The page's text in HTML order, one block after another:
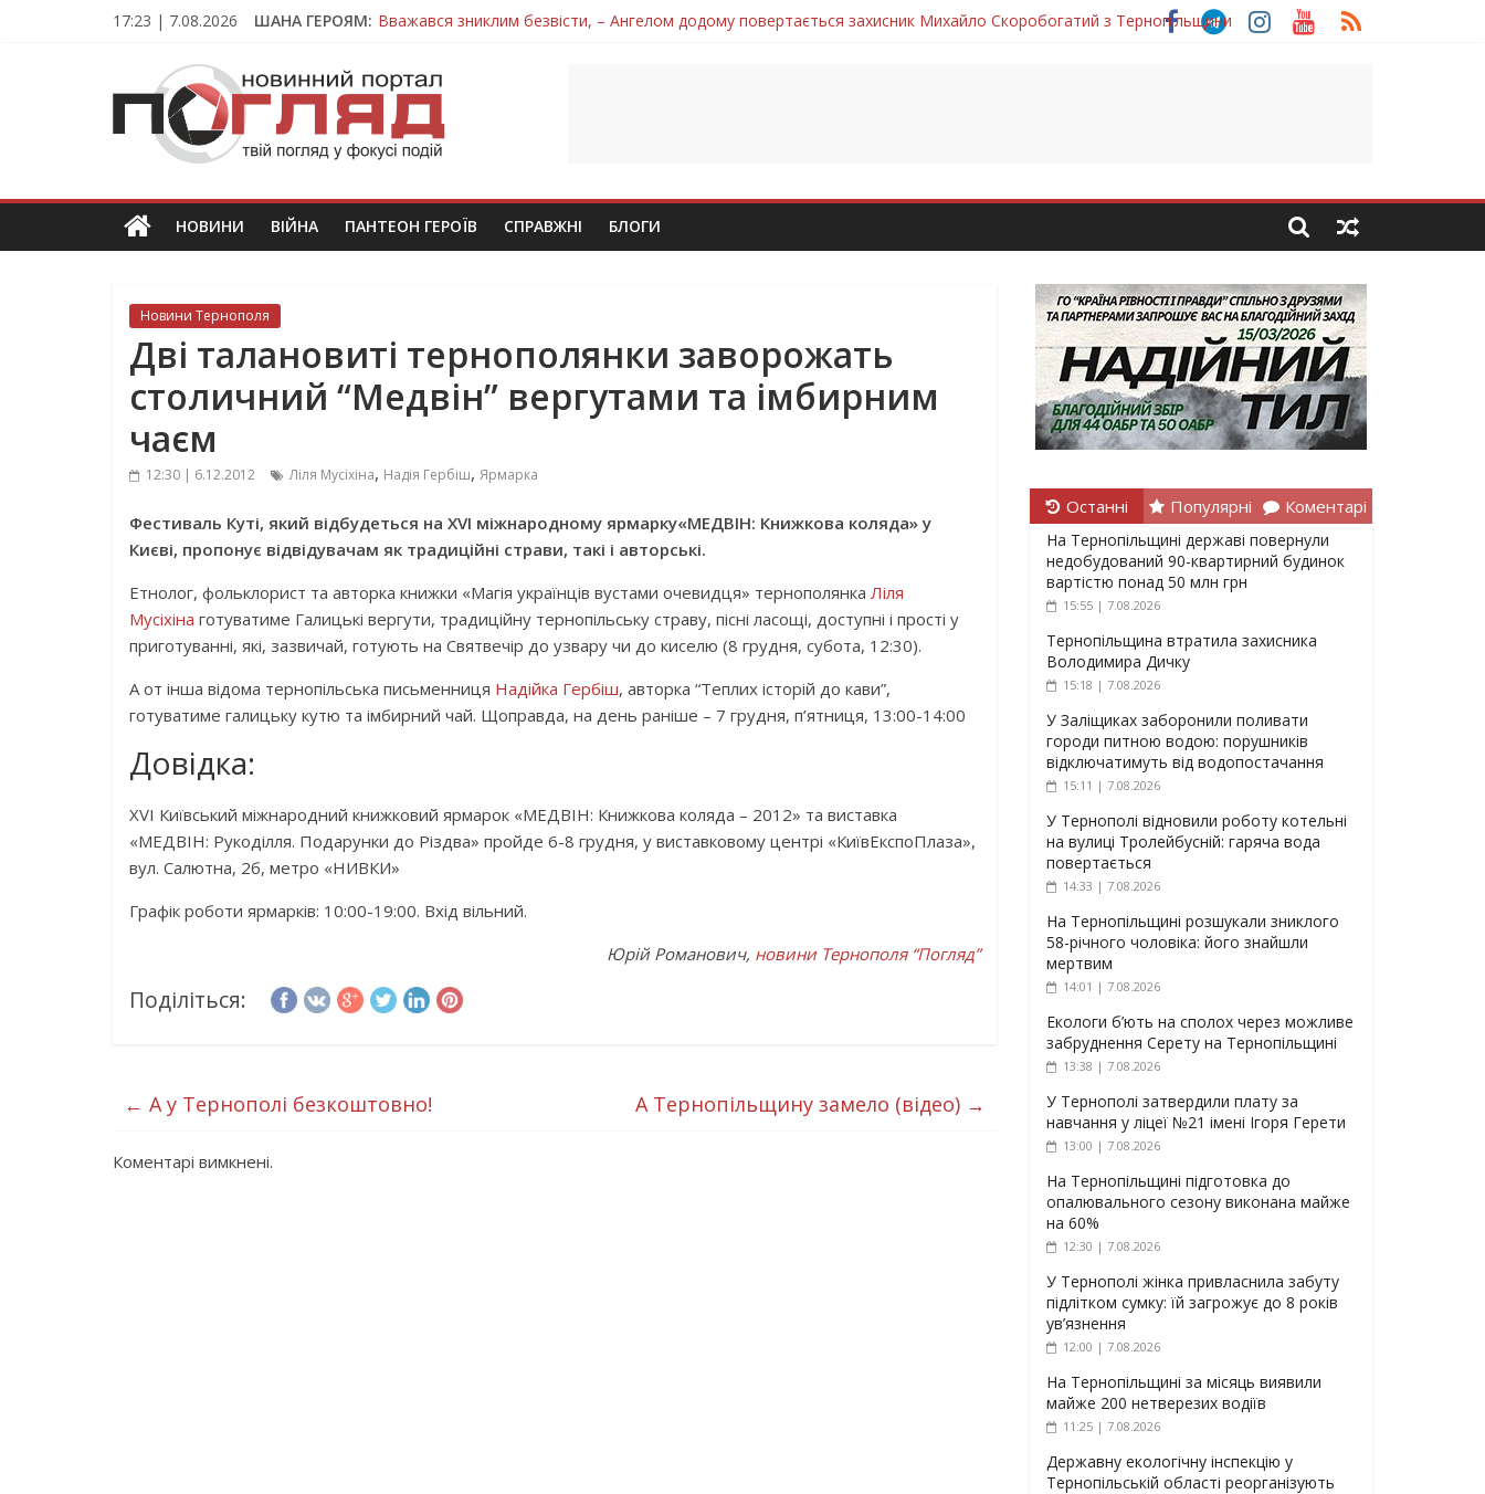
17:23 | 7.08.2026 ШАНА ГЕРОЯМ: Вважався зниклим безвісти, – Ангелом додому повертається захисник Михайло Скоробогатий з Тернопільщини
Тернопільщина втратила захисника Володимира Вельму
Захисник з Тернопільщини Петро Федів повертається до рідного дому «на щиті»
Тернопільщина втратила захисника Володимира Дичку
ПОГЛЯД
Новини
Тернополя.
новини
та
НОВИНИ ВІЙНА ПАНТЕОН ГЕРОЇВ СПРАВЖНІ БЛОГИ
Новини Тернополя
Дві талановиті тернополянки заворожать
столичний “Медвін” вергутами та імбирним
чаєм
12:30 | 6.12.2012 Ліля Мусіхіна, Надія Гербіш, Ярмарка
Фестиваль Куті, який відбудеться на XVI міжнародному ярмарку«МЕДВІН: Книжкова коляда» у
Києві, пропонує відвідувачам як традиційні страви, такі і авторські.
Етнолог, фольклорист та авторка книжки «Магія українців вустами очевидця» тернополянка Ліля
Мусіхіна готуватиме Галицькі вергути, традиційну тернопільську страву, пісні ласощі, доступні і прості у
приготуванні, які, зазвичай, готують на Святвечір до узвару чи до киселю (8 грудня, субота, 12:30).
А от інша відома тернопільська письменниця Надійка Гербіш, авторка “Теплих історій до кави”,
готуватиме галицьку кутю та імбирний чай. Щоправда, на день раніше – 7 грудня, п’ятниця, 13:00-14:00
Довідка:
XVI Київський міжнародний книжковий ярмарок «МЕДВІН: Книжкова коляда – 2012» та виставка
«МЕДВІН: Рукоділля. Подарунки до Різдва» пройде 6-8 грудня, у виставковому центрі «КиївЕкспоПлаза»,
вул. Салютна, 2б, метро «НИВКИ»
Графік роботи ярмарків: 10:00-19:00. Вхід вільний.
Юрій Романович, новини Тернополя “Погляд”
Поділіться:
← А у Тернополі безкоштовно! А Тернопільщину замело (відео) →
Коментарі вимкнені.
Останні Популярні Коментарі
На Тернопільщині державі повернули
недобудований 90-квартирний будинок
вартістю понад 50 млн грн
15:55 | 7.08.2026
Тернопільщина втратила захисника
Володимира Дичку
15:18 | 7.08.2026
У Заліщиках заборонили поливати
городи питною водою: порушників
відключатимуть від водопостачання
15:11 | 7.08.2026
У Тернополі відновили роботу котельні
на вулиці Тролейбусній: гаряча вода
повертається
14:33 | 7.08.2026
На Тернопільщині розшукали зниклого
58-річного чоловіка: його знайшли
мертвим
14:01 | 7.08.2026
Екологи б’ють на сполох через можливе
забруднення Серету на Тернопільщині
13:38 | 7.08.2026
У Тернополі затвердили плату за
навчання у ліцеї №21 імені Ігоря Герети
13:00 | 7.08.2026
На Тернопільщині підготовка до
опалювального сезону виконана майже
на 60%
12:30 | 7.08.2026
У Тернополі жінка привласнила забуту
підлітком сумку: їй загрожує до 8 років
ув’язнення
12:00 | 7.08.2026
На Тернопільщині за місяць виявили
майже 200 нетверезих водіїв
11:25 | 7.08.2026
Державну екологічну інспекцію у
Тернопільській області реорганізують